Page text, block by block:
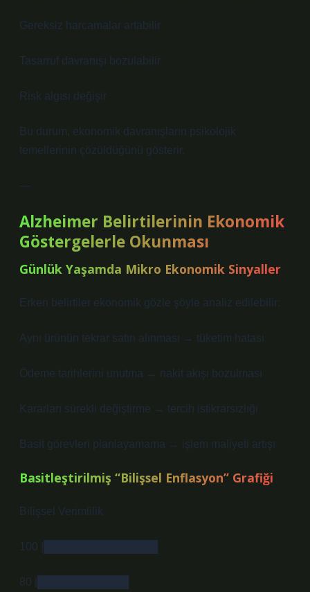
Gereksiz harcamalar artabilir
Tasarruf davranışı bozulabilir
Risk algısı değişir
Bu durum, ekonomik davranışların psikolojik
temellerinin çözüldüğünü gösterir.
—
Alzheimer Belirtilerinin Ekonomik
Göstergelerle Okunması
Günlük Yaşamda Mikro Ekonomik Sinyaller
Erken belirtiler ekonomik gözle şöyle analiz edilebilir:
Aynı ürünün tekrar satın alınması → tüketim hatası
Ödeme tarihlerini unutma → nakit akışı bozulması
Kararları sürekli değiştirme → tercih istikrarsızlığı
Basit görevleri planlayamama → işlem maliyeti artışı
Basitleştirilmiş “Bilişsel Enflasyon” Grafiği
Bilişsel Verimlilik
100 |███████████████
80 |████████████